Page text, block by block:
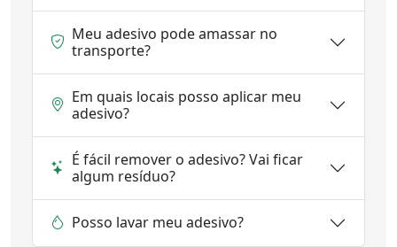
Meu adesivo pode amassar no
transporte?
Em quais locais posso aplicar meu
adesivo?
É fácil remover o adesivo? Vai ficar
algum resíduo?
Posso lavar meu adesivo?